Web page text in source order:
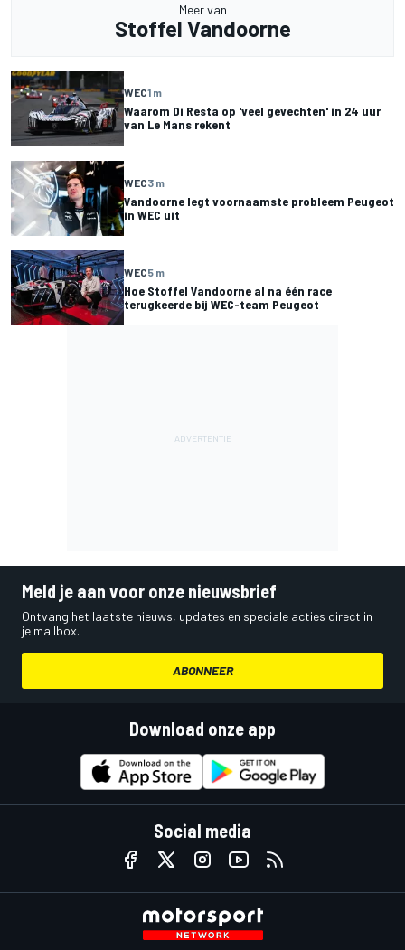
Meer van
Stoffel Vandoorne
WEC1 m
Waarom Di Resta op 'veel gevechten' in 24 uur
van Le Mans rekent
WEC3 m
Vandoorne legt voornaamste probleem Peugeot
in WEC uit
WEC5 m
Hoe Stoffel Vandoorne al na één race
terugkeerde bij WEC-team Peugeot
Meld je aan voor onze nieuwsbrief
Ontvang het laatste nieuws, updates en speciale acties direct in
je mailbox.
ABONNEER
Download onze app
Social media